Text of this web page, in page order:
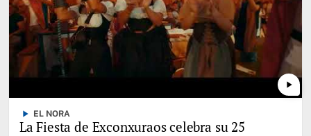
play_arrow
play_arrow EL NORA
La Fiesta de Exconxuraos celebra su 25